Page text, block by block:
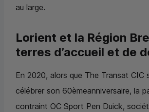
au large.
Lorient et la Région
terres d’accueil et de
En 2020, alors que The Transat CIC
célébrer son 60èmeanniversaire, la
contraint OC Sport Pen Duick,